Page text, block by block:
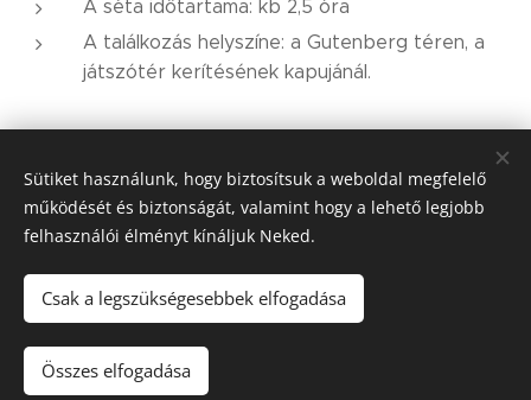
A séta időtartama: kb 2,5 óra
A találkozás helyszíne: a Gutenberg téren, a
játszótér kerítésének kapujánál.
7 200Ft
Nincs raktáron
.
© Korzózz Velünk info@korzozzvelunk.hu
Sütiket használunk, hogy biztosítsuk a weboldal megfelelő
működését és biztonságát, valamint hogy a lehető legjobb
felhasználói élményt kínáljuk Neked.
Csak a legszükségesebbek elfogadása
Összes elfogadása